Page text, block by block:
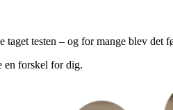
taget testen – og for mange blev det
en forskel for dig.